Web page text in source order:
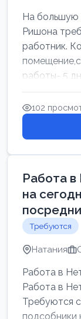
На большую
Ришона
работник.
работы- 5
102
Работа в
на
Требуются
Натания
Работа в
Работа в
Требуются
подсобники